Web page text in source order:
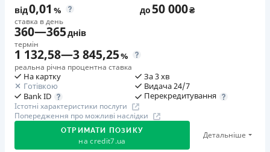
від0,01 %
ставка в день
до50 000₴
360—365днів
термін
1 132,58—3 845,25%
реальна річна процентна ставка
На картку
Готівкою
Bank ID
За 3 хв
Видача 24/7
Перекредитування
Істотні характеристики послуги
Попередження про можливі наслідки
ОТРИМАТИ ПОЗИКУ
на credit7.ua
Детальніше